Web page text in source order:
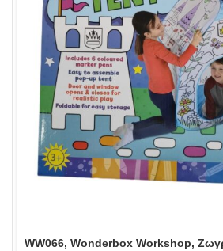
WW066, Wonderbox Workshop,